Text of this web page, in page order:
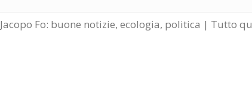
Jacopo Fo: buone notizie, ecologia, politica | Tutto